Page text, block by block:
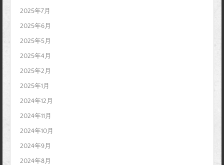
2025年7月
2025年6月
2025年5月
2025年4月
2025年2月
2025年1月
2024年12月
2024年11月
2024年10月
2024年9月
2024年8月